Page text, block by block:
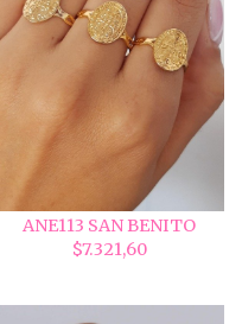
ANE113 SAN BENITO
$7.321,60